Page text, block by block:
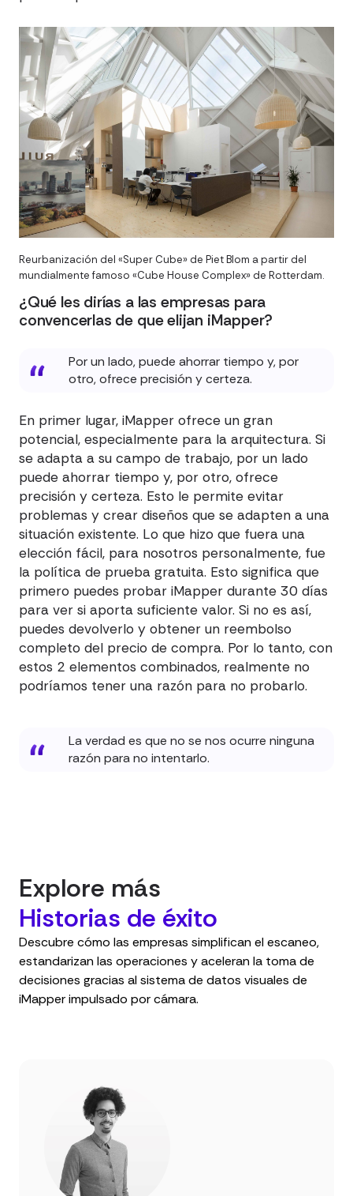
Reurbanización del «Super Cube» de Piet Blom a partir del
mundialmente famoso «Cube House Complex» de Rotterdam.
¿Qué les dirías a las empresas para
convencerlas de que elijan iMapper?
Por un lado, puede ahorrar tiempo y, por
otro, ofrece precisión y certeza.
En primer lugar, iMapper ofrece un gran
potencial, especialmente para la arquitectura. Si
se adapta a su campo de trabajo, por un lado
puede ahorrar tiempo y, por otro, ofrece
precisión y certeza. Esto le permite evitar
problemas y crear diseños que se adapten a una
situación existente. Lo que hizo que fuera una
elección fácil, para nosotros personalmente, fue
la política de prueba gratuita. Esto significa que
primero puedes probar iMapper durante 30 días
para ver si aporta suficiente valor. Si no es así,
puedes devolverlo y obtener un reembolso
completo del precio de compra. Por lo tanto, con
estos 2 elementos combinados, realmente no
podríamos tener una razón para no probarlo.
La verdad es que no se nos ocurre ninguna
razón para no intentarlo.
Explore más
Historias de éxito
Descubre cómo las empresas simplifican el escaneo,
estandarizan las operaciones y aceleran la toma de
decisiones gracias al sistema de datos visuales de
iMapper impulsado por cámara.